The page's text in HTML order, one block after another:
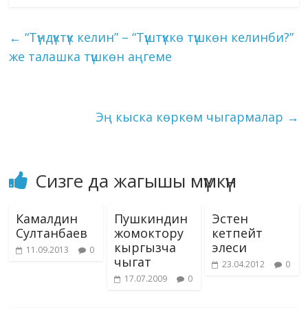
o
o
a
m
dI
n
r er A
p
n
g
kl
as
ki
l et y
Li
e
← “Түндүктүк келин” – “Түштүккө түшкөн келинби?”
же талашка түшкөн аңгеме
Эң кыска көркөм чыгармалар →
Сизге да жагышы мүмкүн
Камалдин
Султанбаев
11.09.2013 0
Пушкиндин
жомоктору
кыргызча
чыгат
17.07.2009 0
Эстен
кетпейт
элеси
23.04.2012 0